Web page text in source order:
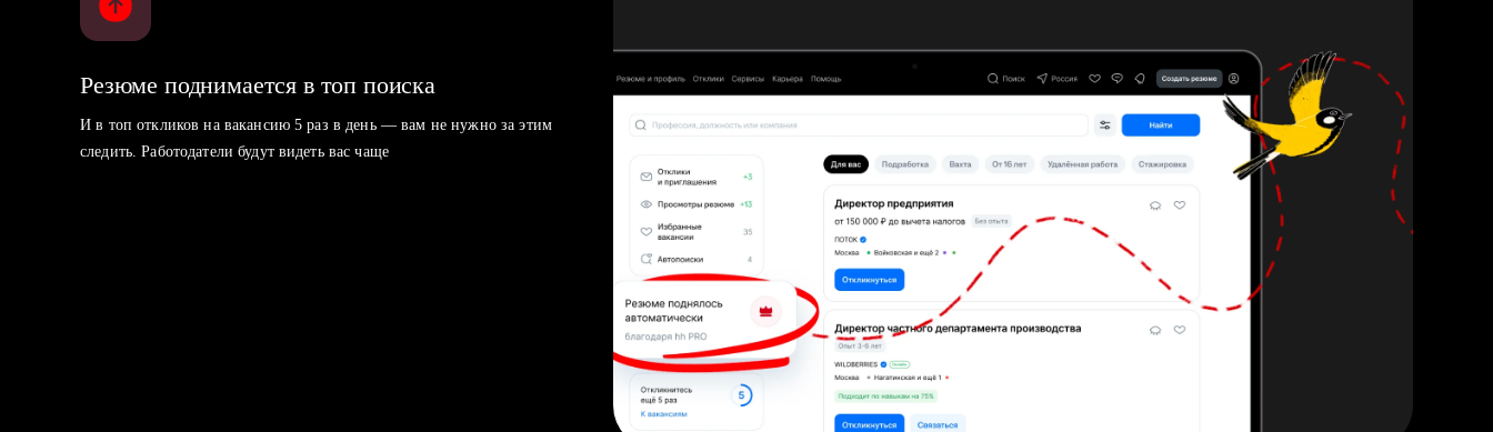
Резюме поднимается в топ поиска
И в топ откликов на вакансию 5 раз в день — вам не нужно за этим
следить. Работодатели будут видеть вас чаще